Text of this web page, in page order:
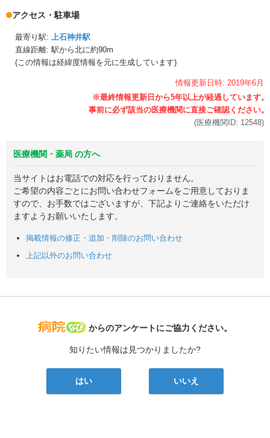
アクセス・駐車場
最寄り駅: 上石神井駅
直線距離: 駅から北に約90m
(この情報は経緯度情報を元に生成しています)
情報更新日時: 2019年6月
(医療機関ID: 12548)
医療機関・薬局 の方へ
当サイトはお電話での対応を行っておりません。
ご希望の内容ごとにお問い合わせフォームをご用意しておりま
すので、お手数ではございますが、下記よりご連絡をいただけ
ますようお願いいたします。
掲載情報の修正・追加・削除のお問い合わせ
上記以外のお問い合わせ
病院なび
からのアンケートにご協力ください。
知りたい情報は見つかりましたか?
はい いいえ